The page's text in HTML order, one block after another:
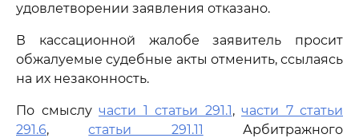
удовлетворении заявления отказано.
В кассационной жалобе заявитель просит
обжалуемые судебные акты отменить, ссылаясь
на их незаконность.
По смыслу части 1 статьи 291.1, части 7 статьи
291.6,статьи 291.11 Арбитражного